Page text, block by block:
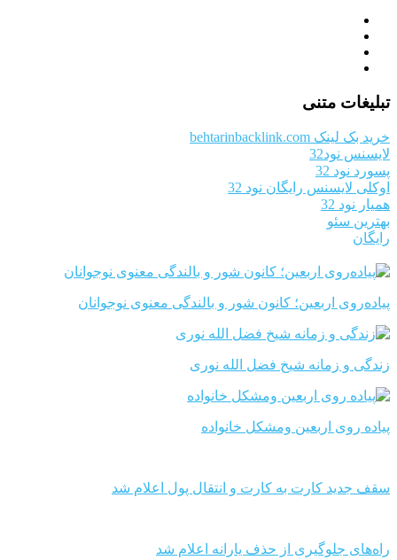
تبلیغات متنی
خرید بک لینک behtarinbacklink.com
لایسنس نود32
پسورد نود 32
اوکلی لایسنس رایگان نود 32
همیار نود 32
بهترین سئو
رایگان
پیاده‌روی اربعین؛ کانون شور و بالندگی معنوی نوجوانان
زندگی و زمانه شیخ فضل الله نوری
پیاده روی اربعین ومشکل خانواده
سقف جدید کارت به کارت و انتقال پول اعلام شد
راه‌های جلوگیری از حذف یارانه اعلام شد